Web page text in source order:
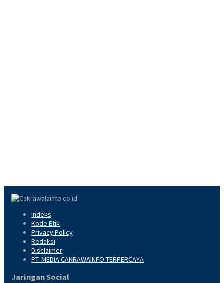
Indeks
Kode Etik
Privacy Policy
Redaksi
Disclaimer
PT. MEDIA CAKRAWAINFO TERPERCAYA
Jaringan Social